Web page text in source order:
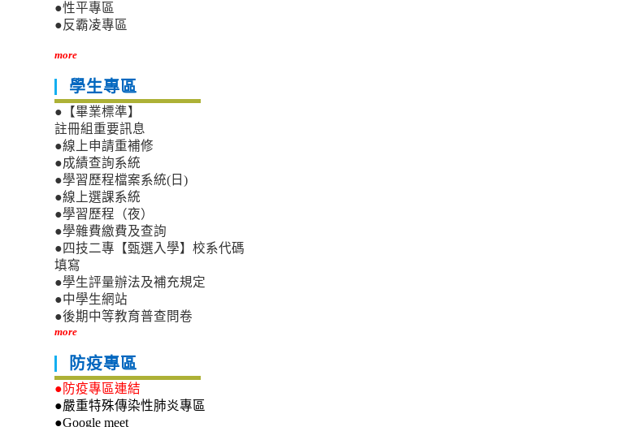
●性平專區
●反霸凌專區
more
學生專區
●【畢業標準】
註冊組重要訊息
●線上申請重補修
●成績查詢系統
●學習歷程檔案系統(日)
●線上選課系統
●學習歷程（夜）
●學雜費繳費及查詢
●四技二專【甄選入學】校系代碼
填寫
●學生評量辦法及補充規定
●中學生網站
●後期中等教育普查問卷
more
防疫專區
●防疫專區連結
●嚴重特殊傳染性肺炎專區
●Google meet